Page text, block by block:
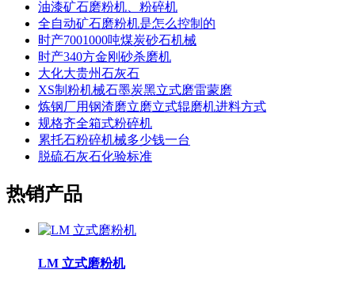
油漆矿石磨粉机、粉碎机
全自动矿石磨粉机是怎么控制的
时产7001000吨煤炭砂石机械
时产340方金刚砂杀磨机
大化大贵州石灰石
XS制粉机械石墨炭黑立式磨雷蒙磨
炼钢厂用钢渣磨立磨立式辊磨机进料方式
规格齐全箱式粉碎机
累托石粉碎机械多少钱一台
脱硫石灰石化验标准
热销产品
LM 立式磨粉机